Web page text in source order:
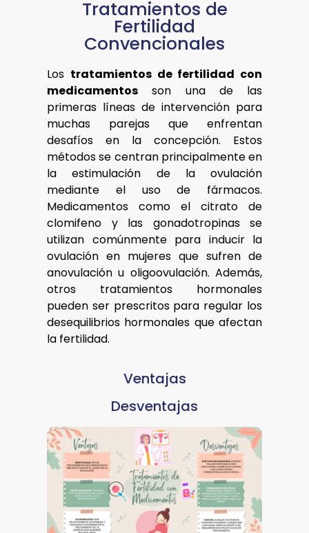
Tratamientos de
Fertilidad
Convencionales
Los tratamientos de fertilidad con
medicamentos son una de las
primeras líneas de intervención para
muchas parejas que enfrentan
desafíos en la concepción. Estos
métodos se centran principalmente en
la estimulación de la ovulación
mediante el uso de fármacos.
Medicamentos como el citrato de
clomifeno y las gonadotropinas se
utilizan comúnmente para inducir la
ovulación en mujeres que sufren de
anovulación u oligoovulación. Además,
otros tratamientos hormonales
pueden ser prescritos para regular los
desequilibrios hormonales que afectan
la fertilidad.
Ventajas
Desventajas